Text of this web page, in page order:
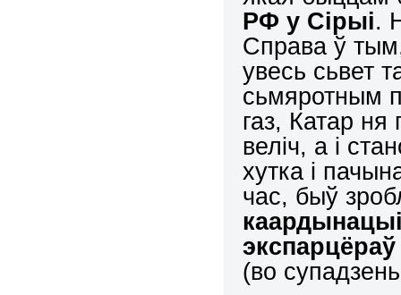
РФ у Сірыі.
Справа ў
увесь сьвет
сьмяротным
газ, Катар ня
веліч, а і
хутка і
час, быў
экспарцёраў
(во